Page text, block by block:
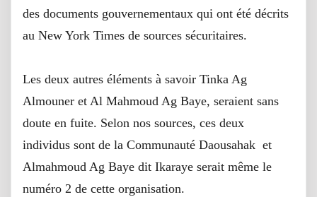
des documents gouvernementaux qui ont été décrits
au New York Times de sources sécuritaires.
Les deux autres éléments à savoir Tinka Ag
Almouner et Al Mahmoud Ag Baye, seraient sans
doute en fuite. Selon nos sources, ces deux
individus sont de la Communauté Daousahak et
Almahmoud Ag Baye dit Ikaraye serait même le
numéro 2 de cette organisation.